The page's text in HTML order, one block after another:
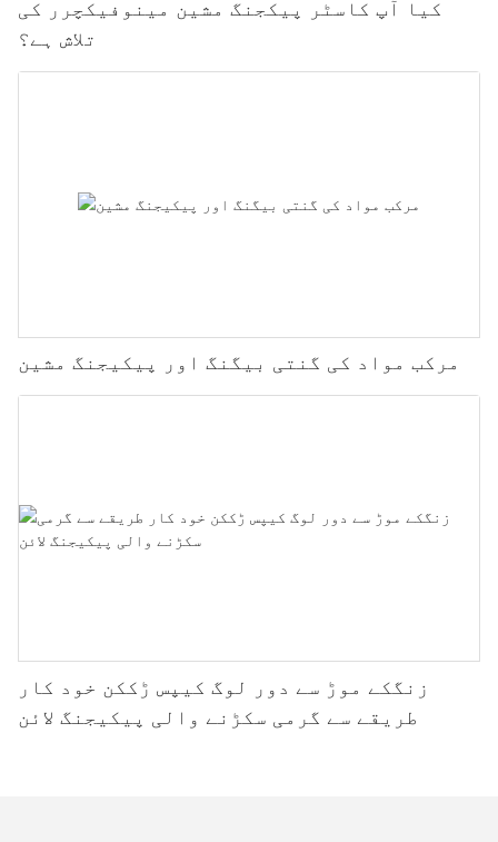
کیا آپ کاسٹر پیکجنگ مشین مینوفیکچرر کی
تلاش ہے؟
مرکب مواد کی گنتی بیگنگ اور پیکیجنگ مشین
زنگکے موڑ سے دور لوگ کیپس ڑککن خود کار
طریقے سے گرمی سکڑنے والی پیکیجنگ لائن